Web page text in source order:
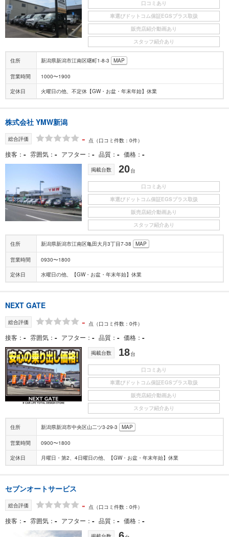
口コミあり
車選びドットコム保証EGSプラス取扱
販売店紹介動画あり
スタッフ紹介あり
住所 新潟県新潟市江南区曙町1-8-3 MAP
営業時間 1000〜1900
定休日 火曜日の他、不定休【GW・お盆・年末年始】休業
株式会社 YMW新潟
総合評価 - 点 （口コミ件数：0件）
接客 - 雰囲気 - アフター - 品質 - 価格 -
掲載台数 20台
口コミあり
車選びドットコム保証EGSプラス取扱
販売店紹介動画あり
スタッフ紹介あり
住所 新潟県新潟市江南区亀田大月3丁目7-38 MAP
営業時間 0930〜1800
定休日 水曜日の他、【GW・お盆・年末年始】休業
NEXT GATE
総合評価 - 点 （口コミ件数：0件）
接客 - 雰囲気 - アフター - 品質 - 価格 -
掲載台数 18台
口コミあり
車選びドットコム保証EGSプラス取扱
販売店紹介動画あり
スタッフ紹介あり
住所 新潟県新潟市中央区山二ツ3-29-3 MAP
営業時間 0900〜1800
定休日 月曜日・第2、4日曜日の他、【GW・お盆・年末年始】休業
セブンオートサービス
総合評価 - 点 （口コミ件数：0件）
接客 - 雰囲気 - アフター - 品質 - 価格 -